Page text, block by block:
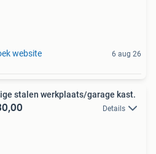
website 6 aug 26
stalen werkplaats/garage kast.
Details